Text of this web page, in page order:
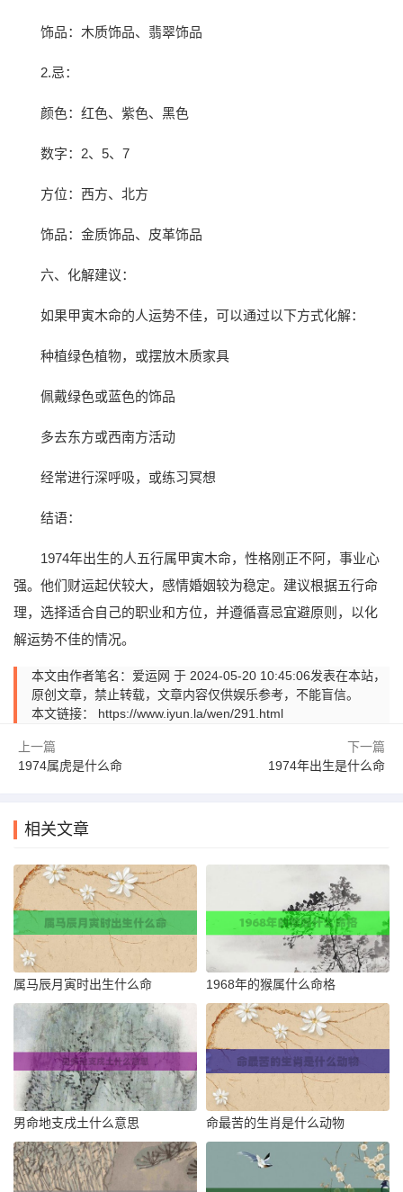
饰品：木质饰品、翡翠饰品
2.忌：
颜色：红色、紫色、黑色
数字：2、5、7
方位：西方、北方
饰品：金质饰品、皮革饰品
六、化解建议：
如果甲寅木命的人运势不佳，可以通过以下方式化解：
种植绿色植物，或摆放木质家具
佩戴绿色或蓝色的饰品
多去东方或西南方活动
经常进行深呼吸，或练习冥想
结语：
1974年出生的人五行属甲寅木命，性格刚正不阿，事业心
强。他们财运起伏较大，感情婚姻较为稳定。建议根据五行命
理，选择适合自己的职业和方位，并遵循喜忌宜避原则，以化
解运势不佳的情况。
本文由作者笔名：爱运网 于 2024-05-20 10:45:06发表在本站，
原创文章，禁止转载，文章内容仅供娱乐参考，不能盲信。
本文链接： https://www.iyun.la/wen/291.html
上一篇
1974属虎是什么命
下一篇
1974年出生是什么命
相关文章
属马辰月寅时出生什么命 1968年的猴属什么命格
男命地支戌土什么意思 命最苦的生肖是什么动物